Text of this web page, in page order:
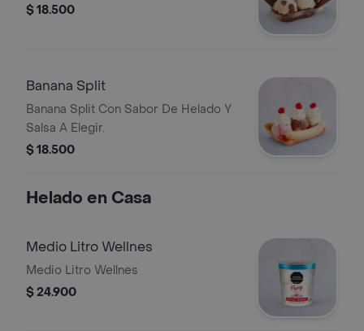
$ 18.500
Banana Split
Banana Split Con Sabor De Helado Y
Salsa A Elegir.
$ 18.500
Helado en Casa
Medio Litro Wellnes
Medio Litro Wellnes
$ 24.900